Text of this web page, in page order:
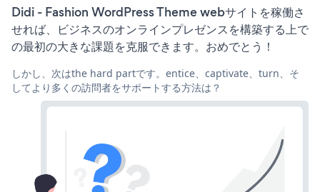
Didi - Fashion WordPress Theme webサイトを稼働さ
せれば、ビジネスのオンラインプレゼンスを構築する上で
の最初の大きな課題を克服できます。おめでとう！
しかし、次はthe hard partです。entice、captivate、turn、そ
してより多くの訪問者をサポートする方法は？